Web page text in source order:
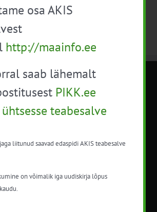
nimetuse alt
nõustamisteenuseid.
info@pikk.ee
osa AKIS
http://maainfo.ee
saab lähemalt
PIKK.ee
teabesalve
liitunud saavad edaspidi AKIS teabesalve
on võimalik iga uudiskirja lõpus